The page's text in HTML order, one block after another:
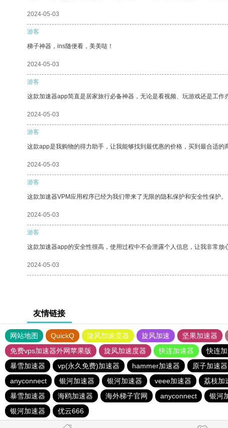
2024-05-03
游客
梯子神器，ins随便看，美美哒！
2024-05-03
游客
这款加速器app简直是居家旅行必备神器，无论是看视频、玩游戏还是工作
2024-05-03
游客
这款app是我购物的得力助手，让我能够找到最优惠的价格，买到最合适的
2024-05-03
游客
这款加速器VPM应用程序已经为我们带来了无限的隐私保护和安全性保护。
2024-05-03
游客
这款加速器app的安全性很高，使用过程中不会泄露个人信息，让我非常放
2024-05-03
友情链接
网站地图 QuickQ 旋风加速度器 旋风加速 坚果加速器
免费vps加速器外网苹果版
旋风加速度器 快连加速器 快连
暴雪加速器
vp(永久免费)加速器 hammer加速器 原子加速器
anyconnect
银河加速器 银河加速器 veee加速器 荔枝加
暴雪加速器
海鸥加速器 海外梯子官网 anyconnect 银河
银河加速器
优云666